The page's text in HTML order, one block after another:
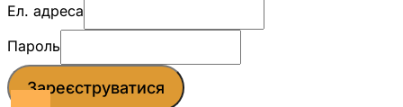
Ел. адреса
Пароль
Зареєструватися